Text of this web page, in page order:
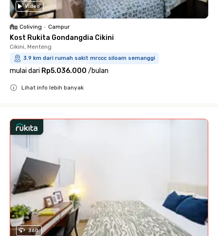
Video
Coliving • Campur
Kost Rukita Gondangdia Cikini
Cikini, Menteng
3.9 km dari rumah sakit mrccc siloam semanggi
mulai dari Rp5.036.000 /bulan
Lihat info lebih banyak
360